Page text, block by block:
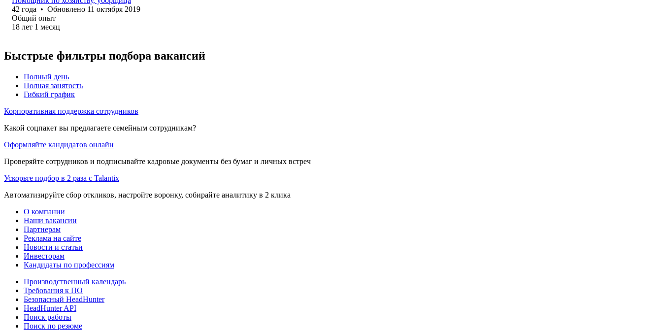
42 года • Обновлено 11 октября 2019
Общий опыт
18 лет 1 месяц
Быстрые фильтры подбора вакансий
Полный день
Полная занятость
Гибкий график
Корпоративная поддержка сотрудников
Какой соцпакет вы предлагаете семейным сотрудникам?
Оформляйте кандидатов онлайн
Проверяйте сотрудников и подписывайте кадровые документы без бумаг и личных встреч
Ускорьте подбор в 2 раза с Talantix
Автоматизируйте сбор откликов, настройте воронку, собирайте аналитику в 2 клика
О компании
Наши вакансии
Партнерам
Реклама на сайте
Новости и статьи
Инвесторам
Кандидаты по профессиям
Производственный календарь
Требования к ПО
Безопасный HeadHunter
HeadHunter API
Поиск работы
Поиск по резюме